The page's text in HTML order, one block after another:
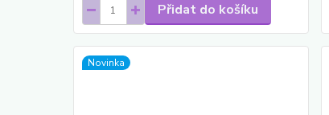
Přidat do košíku
Novinka